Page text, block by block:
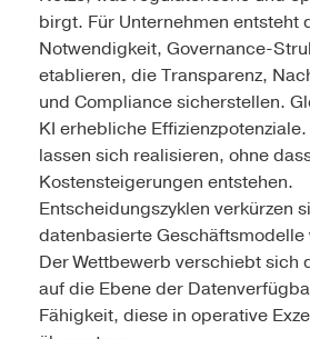
birgt. Für Unternehmen entsteht
Notwendigkeit, Governance-
etablieren, die Transparenz,
und Compliance sicherstellen.
KI erhebliche
lassen sich realisieren, ohne
Kostensteigerungen entstehen.
Entscheidungszyklen verkürzen
datenbasierte
Der Wettbewerb verschiebt sich
auf die Ebene der
Fähigkeit, diese in operative